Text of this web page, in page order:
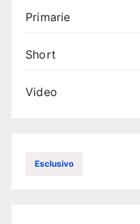
Primarie
Short
Video
Esclusivo